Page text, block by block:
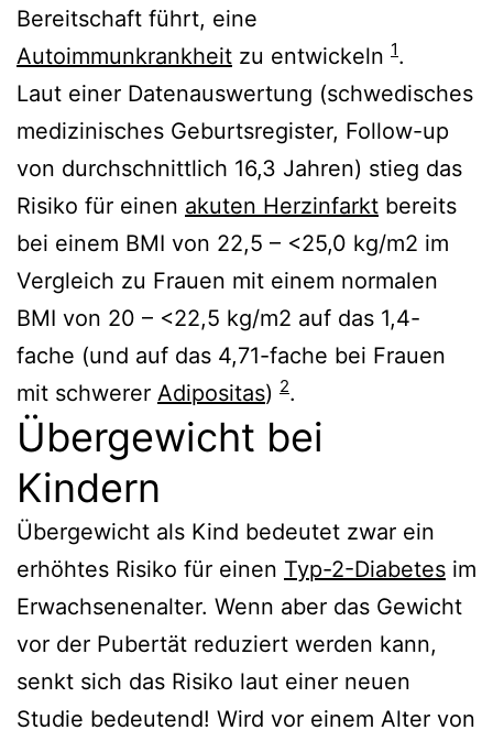
Bereitschaft führt, eine
Autoimmunkrankheit zu entwickeln 1.
Laut einer Datenauswertung (schwedisches
medizinisches Geburtsregister, Follow-up
von durchschnittlich 16,3 Jahren) stieg das
Risiko für einen akuten Herzinfarkt bereits
bei einem BMI von 22,5 – <25,0 kg/m2 im
Vergleich zu Frauen mit einem normalen
BMI von 20 – <22,5 kg/m2 auf das 1,4-
fache (und auf das 4,71-fache bei Frauen
mit schwerer Adipositas) 2.
Übergewicht bei
Kindern
Übergewicht als Kind bedeutet zwar ein
erhöhtes Risiko für einen Typ-2-Diabetes im
Erwachsenenalter. Wenn aber das Gewicht
vor der Pubertät reduziert werden kann,
senkt sich das Risiko laut einer neuen
Studie bedeutend! Wird vor einem Alter von